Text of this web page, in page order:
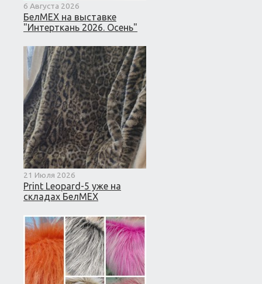
6 Августа 2026
БелМЕХ на выставке
"Интерткань 2026. Осень"
21 Июля 2026
Print Leopard-5 уже на
складах БелМЕХ